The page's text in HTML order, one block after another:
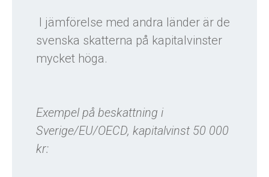
I jämförelse med andra länder är de
svenska skatterna på kapitalvinster
mycket höga.
Exempel på beskattning i
Sverige/EU/OECD, kapitalvinst 50 000
kr: